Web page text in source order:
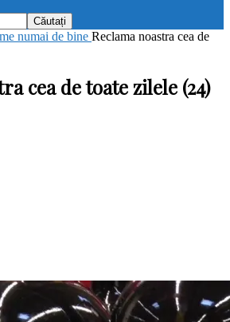
numai de bine Reclama noastra cea de
cea de toate zilele (24)